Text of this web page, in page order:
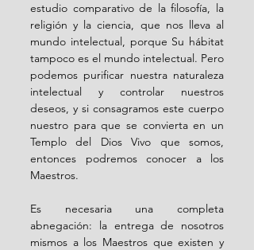
estudio comparativo de la filosofía, la
religión y la ciencia, que nos lleva al
mundo intelectual, porque Su hábitat
tampoco es el mundo intelectual. Pero
podemos purificar nuestra naturaleza
intelectual y controlar nuestros
deseos, y si consagramos este cuerpo
nuestro para que se convierta en un
Templo del Dios Vivo que somos,
entonces podremos conocer a los
Maestros.
Es necesaria una completa
abnegación: la entrega de nosotros
mismos a los Maestros que existen y